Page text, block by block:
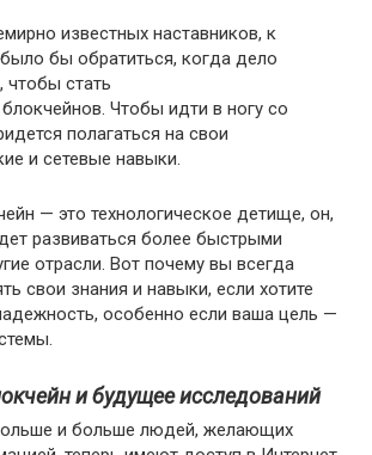
известных наставников, к
бы обратиться, когда дело
чтобы стать
Чтобы идти в ногу со
полагаться на свои
и сетевые навыки.
— это технологическое детище, он,
развиваться более быстрыми
отрасли. Вот почему вы всегда
свои знания и навыки, если хотите
особенно если ваша цель —
и будущее исследований
и больше людей, желающих